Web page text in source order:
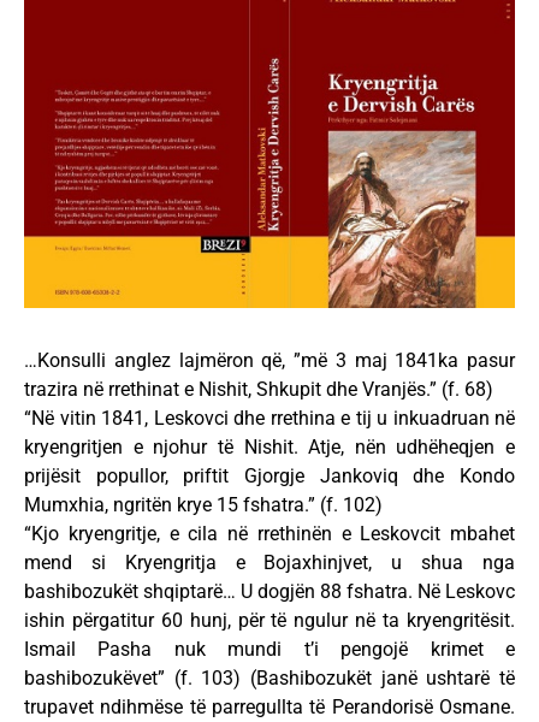
…Konsulli anglez lajmëron që, ”më 3 maj 1841ka pasur
trazira në rrethinat e Nishit, Shkupit dhe Vranjës.” (f. 68)
“Në vitin 1841, Leskovci dhe rrethina e tij u inkuadruan në
kryengritjen e njohur të Nishit. Atje, nën udhëheqjen e
prijësit popullor, priftit Gjorgje Jankoviq dhe Kondo
Mumxhia, ngritën krye 15 fshatra.” (f. 102)
“Kjo kryengritje, e cila në rrethinën e Leskovcit mbahet
mend si Kryengritja e Bojaxhinjvet, u shua nga
bashibozukët shqiptarë… U dogjën 88 fshatra. Në Leskovc
ishin përgatitur 60 hunj, për të ngulur në ta kryengritësit.
Ismail Pasha nuk mundi t’i pengojë krimet e
bashibozukëvet” (f. 103) (Bashibozukët janë ushtarë të
trupavet ndihmëse të parregullta të Perandorisë Osmane.